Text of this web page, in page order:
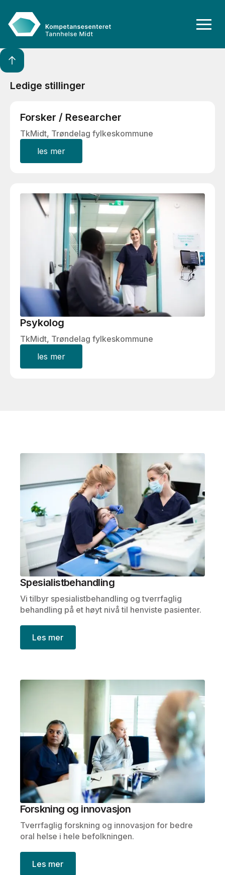
Ledige stillinger
Forsker / Researcher
TkMidt, Trøndelag fylkeskommune
les mer
Psykolog
TkMidt, Trøndelag fylkeskommune
les mer
Spesialistbehandling
Vi tilbyr spesialistbehandling og tverrfaglig
behandling på et høyt nivå til henviste pasienter.
Les mer
Forskning og innovasjon
Tverrfaglig forskning og innovasjon for bedre
oral helse i hele befolkningen.
Les mer